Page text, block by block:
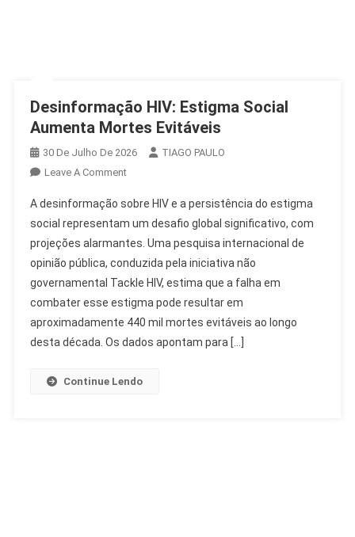
Desinformação HIV: Estigma Social
Aumenta Mortes Evitáveis
30 De Julho De 2026
TIAGO PAULO
Leave A CommentOn
HIV:
Estigma
Social
Aumenta
Mortes
Evitáveis
A desinformação sobre HIV e a persistência do estigma
social representam um desafio global significativo, com
projeções alarmantes. Uma pesquisa internacional de
opinião pública, conduzida pela iniciativa não
governamental Tackle HIV, estima que a falha em
combater esse estigma pode resultar em
aproximadamente 440 mil mortes evitáveis ao longo
desta década. Os dados apontam para […]
Continue Lendo